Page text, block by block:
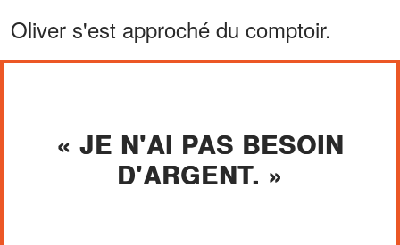
Oliver s'est approché du comptoir.
« JE N'AI PAS BESOIN
D'ARGENT. »